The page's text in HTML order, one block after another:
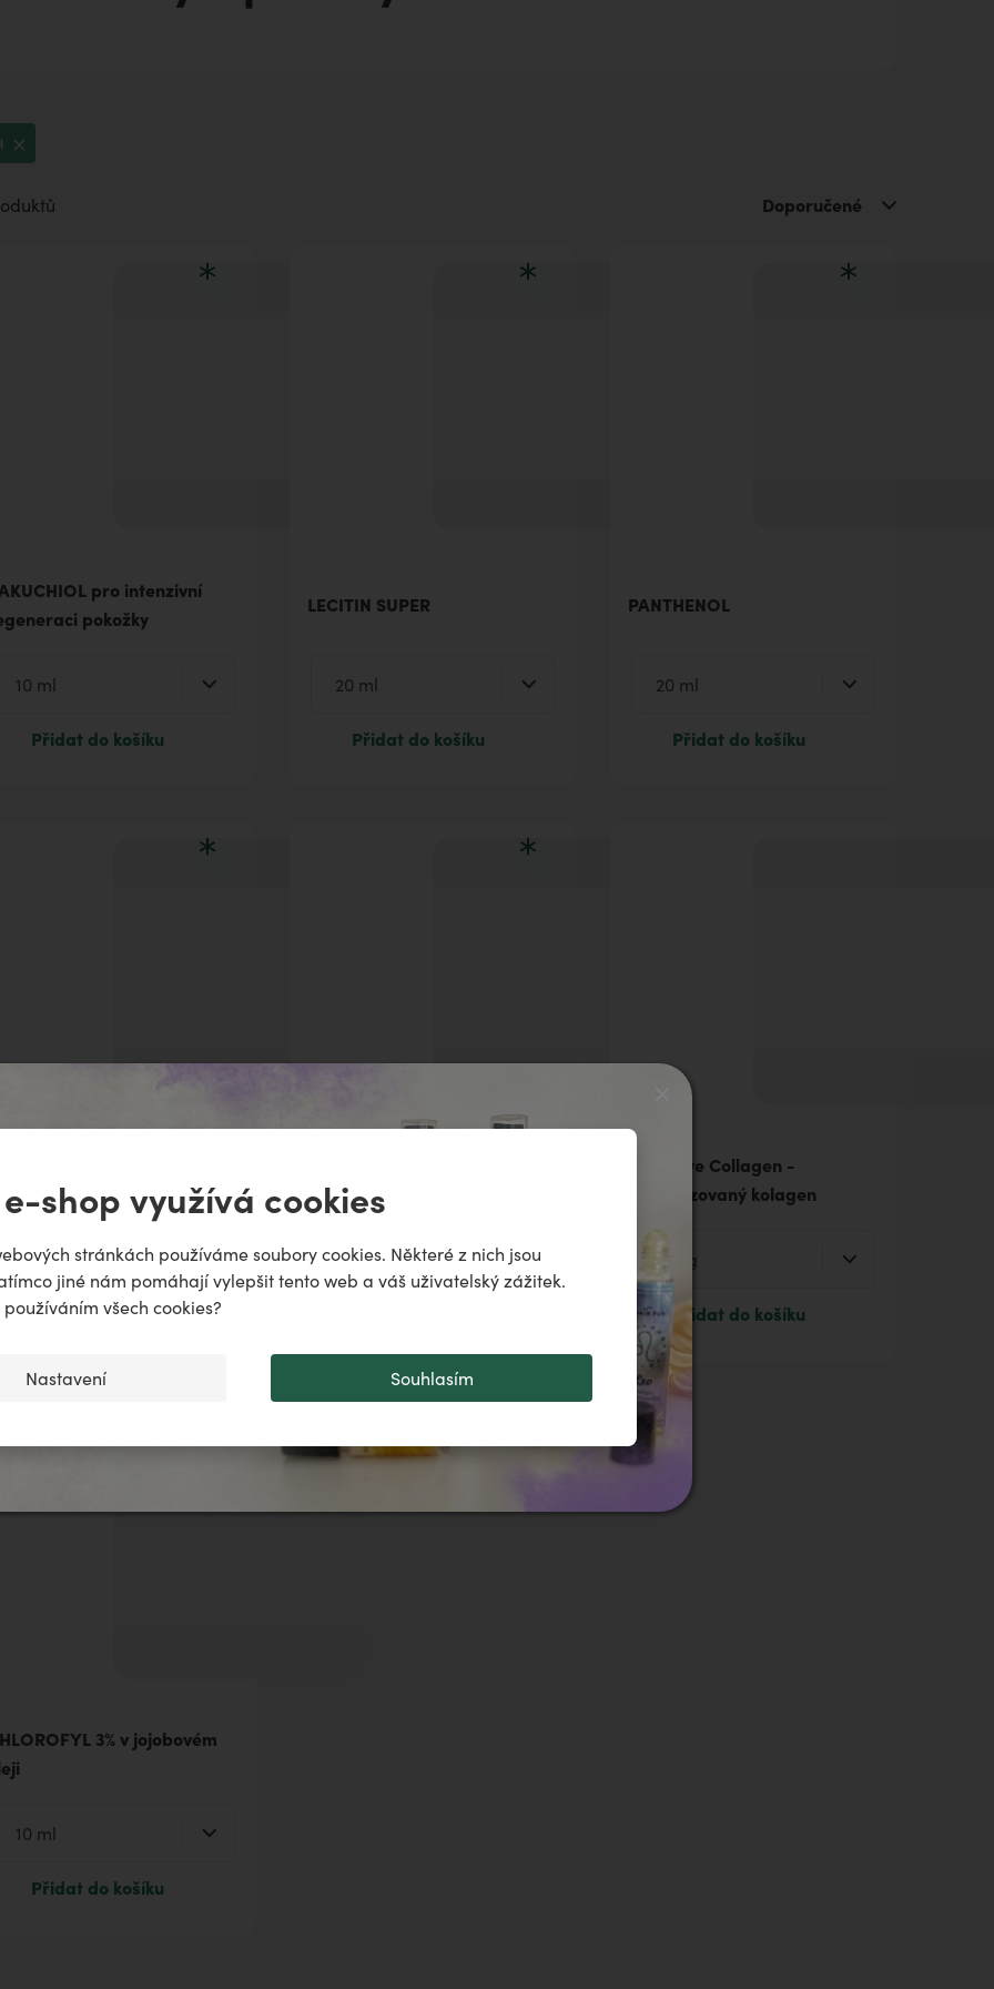
shop využívá cookies
stránkách používáme soubory cookies. Některé z nich jsou
jiné nám pomáhají vylepšit tento web a váš uživatelský zážitek.
používáním všech cookies?
Nastavení Souhlasím
aromaterapii
Doporučené
pro intenzivní
pokožky
Přidat do košíku
LECITIN SUPER
Přidat do košíku
PANTHENOL
Přidat do košíku
Přidat do košíku
BioActive Collagen -
hydrolyzovaný kolagen
Přidat do košíku
3% v jojobovém
Přidat do košíku
♌️✨